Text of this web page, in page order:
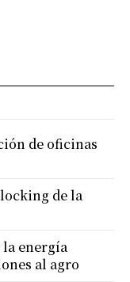
de oficinas
de la
energía
al agro